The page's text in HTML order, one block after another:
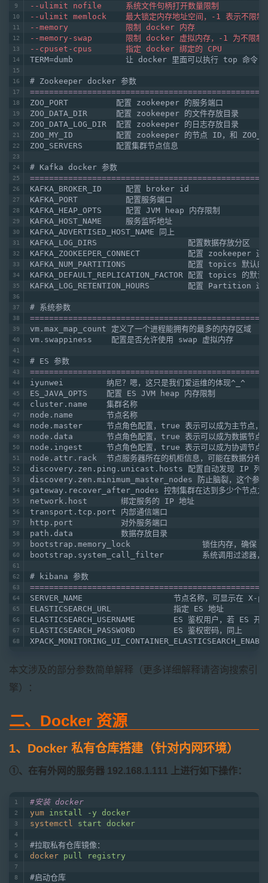
--ulimit nofile     系统文件句柄打开数量限制
--ulimit memlock    最大锁定内存地址空间，-1 表示不限制
--memory            限制 docker 内存
--memory-swap       限制 docker 虚拟内存，-1 为不限制，
--cpuset-cpus       指定 docker 绑定的 CPU
TERM=dumb           让 docker 里面可以执行 top 命令
# Zookeeper docker 参数
ZOO_PORT          配置 zookeeper 的服务端口
ZOO_DATA_DIR      配置 zookeeper 的文件存放目录
ZOO_DATA_LOG_DIR  配置 zookeeper 的日志存放目录
ZOO_MY_ID         配置 zookeeper 的节点 ID，和
ZOO_SERVERS       配置集群节点信息
# Kafka docker 参数
KAFKA_BROKER_ID     配置 broker id
KAFKA_PORT          配置服务端口
KAFKA_HEAP_OPTS     配置 JVM heap 内存限制
KAFKA_HOST_NAME     服务监听地址
KAFKA_ADVERTISED_HOST_NAME 同上
KAFKA_LOG_DIRS                   配置数据存放分区
KAFKA_ZOOKEEPER_CONNECT          配置 zookeeper 连
KAFKA_NUM_PARTITIONS             配置 topics 默认
KAFKA_DEFAULT_REPLICATION_FACTOR 配置 topics 的默认
KAFKA_LOG_RETENTION_HOURS        配置 Partition 过
# 系统参数
vm.max_map_count 定义了一个进程能拥有的最多的内存区域
vm.swappiness    配置是否允许使用 swap 虚拟内存
# ES 参数
iyunwei         纳尼？嗯，这只是我们爱运维的体现^_^
ES_JAVA_OPTS    配置 ES JVM heap 内存限制
cluster.name    集群名称
node.name       节点名称
node.master     节点角色配置，true 表示可以成为主节点，
node.data       节点角色配置，true 表示可以成为数据节点
node.ingest     节点角色配置，true 表示可以成为协调节点，
node.attr.rack  节点服务器所在的机柜信息，可能在数据分布中
discovery.zen.ping.unicast.hosts 配置自动发现 IP 列
discovery.zen.minimum_master_nodes 防止脑裂，这个参数控
gateway.recover_after_nodes 控制集群在达到多少个节点之后
network.host       绑定服务的 IP 地址
transport.tcp.port 内部通信端口
http.port          对外服务端口
path.data          数据存放目录
bootstrap.memory_lock               锁住内存，确保 ES
bootstrap.system_call_filter        系统调用过滤器，建议
# kibana 参数
SERVER_NAME                   节点名称，可显示在 X-
ELASTICSEARCH_URL             指定 ES 地址
ELASTICSEARCH_USERNAME        ES 鉴权用户，若 ES 开
ELASTICSEARCH_PASSWORD        ES 鉴权密码，同上
本文涉及的部分参数简单解释（更多详细解释请咨询搜索引
擎）：
二、Docker 资源
1、Docker 私有仓库搭建（针对内网环境）
①、在有外网的服务器 192.168.1.111 上进行如下操作：
#安装 docker
yum install -y docker
systemctl
start docker
#拉取私有仓库镜像：
docker pull registry
#启动仓库